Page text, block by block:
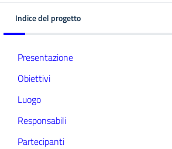
Indice del progetto
Presentazione
Obiettivi
Luogo
Responsabili
Partecipanti